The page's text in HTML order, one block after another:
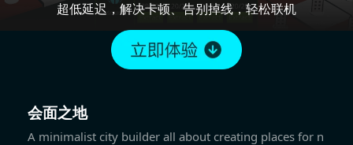
超低延迟，解决卡顿、告别掉线，轻松联机
会面之地
A minimalist city builder all about creating places for n